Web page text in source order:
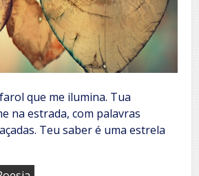
que me ilumina. Tua
na estrada, com palavras
Teu saber é uma estrela